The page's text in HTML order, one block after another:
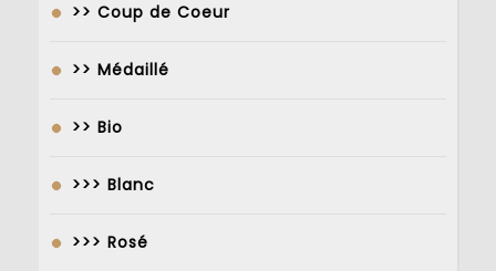
>> Coup de Coeur
>> Médaillé
>> Bio
>>> Blanc
>>> Rosé